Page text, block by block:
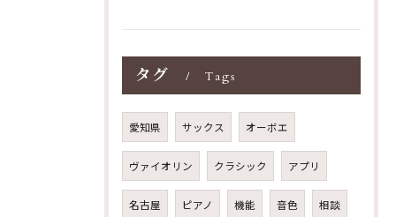
タグ Tags
愛知県 サックス オーボエ
ヴァイオリン クラシック アプリ
名古屋 ピアノ 機能 音色 相談